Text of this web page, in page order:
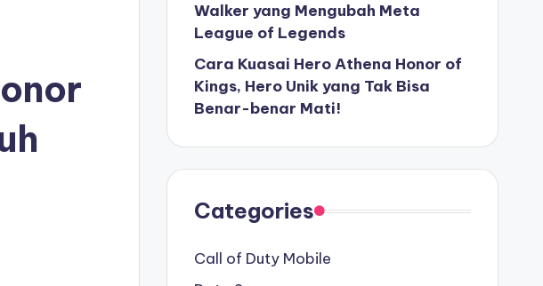
Walker yang Mengubah Meta
League of Legends
Cara Kuasai Hero Athena Honor of
Kings, Hero Unik yang Tak Bisa
Benar-benar Mati!
Categories
Call of Duty Mobile